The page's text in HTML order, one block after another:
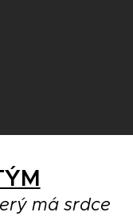
má srdce